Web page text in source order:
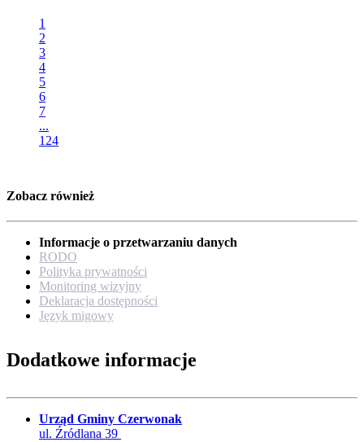
1
2
3
4
5
6
7
...
124
Zobacz również
Informacje o przetwarzaniu danych
RODO
Polityka prywatności
Monitoring wizyjny
Deklaracja dostępności
Język migowy
Dodatkowe informacje
Urząd Gminy Czerwonak
ul. Źródlana 39